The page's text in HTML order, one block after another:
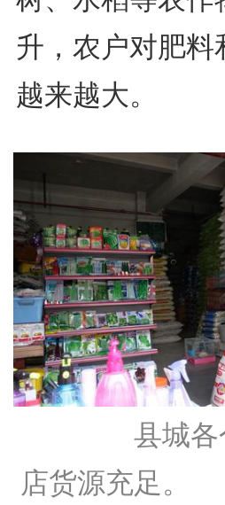
升，农户对肥
越来越大。
县城各
店货源充足。